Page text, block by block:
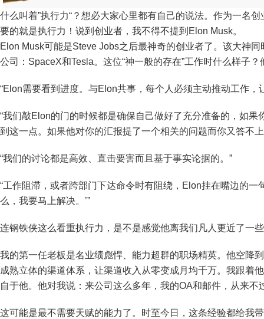
什么叫着”执行力“？想必大家心里都有自己的说法。作为一名
要的就是执行力！说到创业者，我不得不提到 Elon Musk。
Elon Musk可能是Steve Jobs之后最神奇的创业者了。该大神
公司：SpaceX和Tesla。这位“神一般的存在”工作时什么样子
“Elon需要看到进度。与Elon共事，每个人必须主动推动工作
“我们敲Elon的门的时候都是确保自己做好了充分准备的，如
到这一点。如果他对你的汇报提了一个相关的问题而你又答不
“我们的讨论都是高效、直击要害而且基于事实论据的。”
“工作阻滞，或者跨部门下达命令时有阻绕，Elon挂在嘴边的
么，我要马上解决。’”
连钢铁侠这么看重执行力，是不是感觉他离我们凡人更近了一
我的第一任老板是名业绩彪悍、能力超群的职场精英。他空降
成熟立体的渠道体系，让渠道收入从零变成月均千万。我跟着
自于他。他对我说：来公司这么多年，我的OA和邮件，从来不
这可能是最不需要天赋的能力了。时至今日，这条经验都给我